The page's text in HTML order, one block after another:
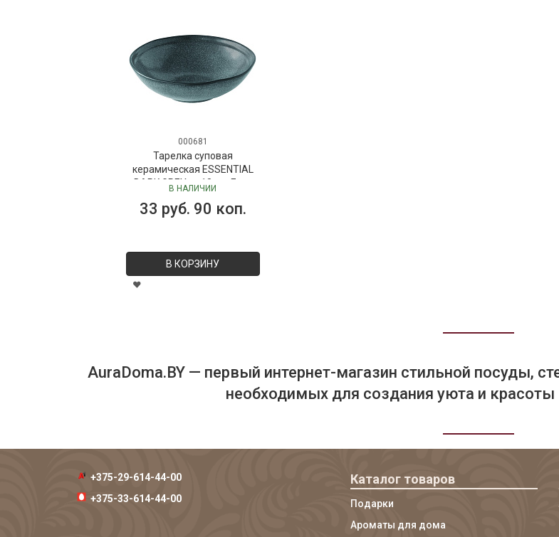
000681
Тарелка суповая
керамическая ESSENTIAL
DARK GREY, д. 18 см, Easy
В НАЛИЧИИ
33 руб. 90 коп.
В КОРЗИНУ
AuraDoma.BY — первый интернет-магазин стильной посуды,
необходимых для создания уюта и
+375-29-614-44-00
+375-33-614-44-00
Каталог товаров
Подарки
Ароматы для дома